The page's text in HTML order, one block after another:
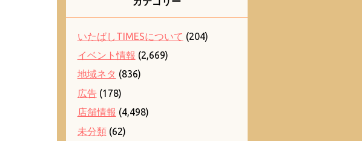
いたばしTIMESについて (204)
イベント情報 (2,669)
地域ネタ (836)
広告(178)
店舗情報 (4,498)
未分類(62)